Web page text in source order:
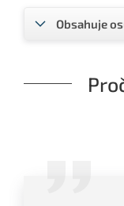
Obsahuje